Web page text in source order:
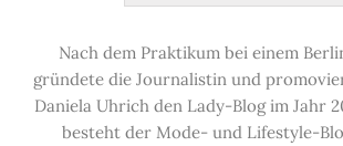
Nach dem Praktikum bei einem
gründete die Journalistin und
Daniela Uhrich den Lady-Blog im Jahr
besteht der Mode- und Lifestyle-